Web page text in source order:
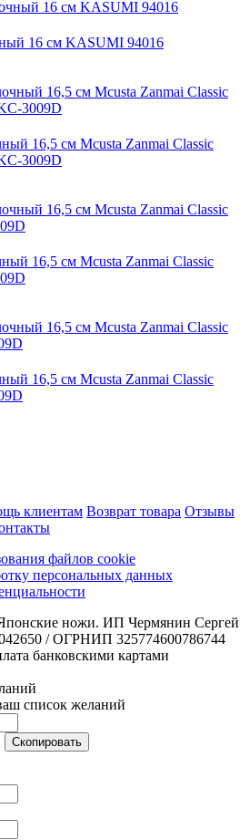
16 см KASUMI 94016
16,5 см Mcusta Zanmai Classic
3009D
16,5 см Mcusta Zanmai Classic
16,5 см Mcusta Zanmai Classic
клиентам Возврат товара Отзывы
файлов cookie
персональных данных
ножи. ИП Чермянин Сергей
/ ОГРНИП 325774600786744
банковскими картами
список желаний
Cкопировать